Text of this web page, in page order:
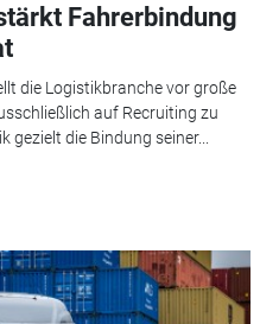
Fahrerbindung
die Logistikbranche vor große
auf Recruiting zu
gezielt die Bindung seiner...